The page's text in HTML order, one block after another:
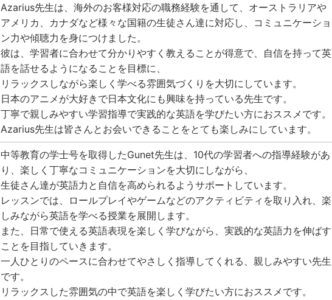
Azarius先生は、海外のお客様対応の職務経験を通して、オーストラリアや
アメリカ、カナダなど様々な国籍の生徒さん達に対応し、コミュニケーショ
ン力や傾聴力を身につけました。
彼は、学習者に合わせて分かりやすく教えることが得意で、自信を持って英
語を話せるようになることを目標に、
リラックスしながら楽しく学べる雰囲気づくりを大切にしています。
日本のアニメが大好きで日本文化にも興味を持っている先生です。
丁寧で親しみやすい学習指導で実践的な英語を学びたい方におススメです。
Azarius先生は皆さんとお会いできることをとても楽しみにしています。
中等教育の学士号を取得したGunet先生は、10代の学習者への指導経験があ
り、楽しく丁寧なコミュニケーションを大切にしながら、
生徒さん達が英語力と自信を高められるようサポートしています。
レッスンでは、ロールプレイやゲームなどのアクティビティを取り入れ、楽
しみながら英語を学べる授業を展開します。
また、日常で使える英語表現を楽しく学びながら、実践的な英語力を伸ばす
ことを目指していきます。
一人ひとりのペースに合わせてやさしく指導してくれる、親しみやすい先生
です。
リラックスした雰囲気の中で英語を楽しく学びたい方におススメです。